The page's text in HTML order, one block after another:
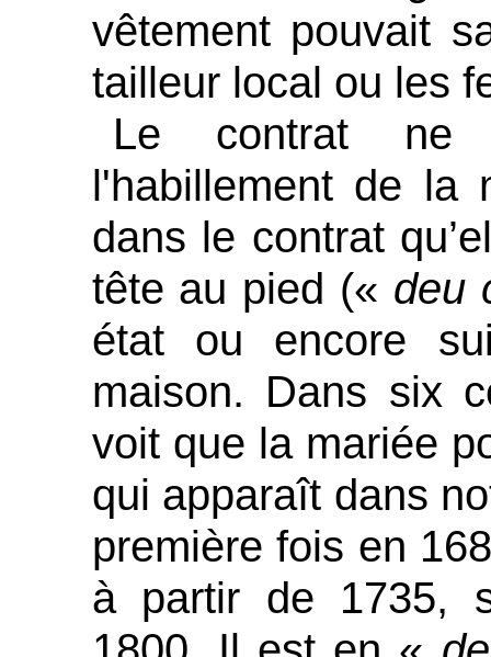
vêtement pouvait
tailleur local ou les
Le contrat ne
l'habillement de la
dans le contrat
tête au pied (« deu
état ou encore
maison. Dans six
voit que la mariée
qui apparaît dans
première fois en
à partir de 1735,